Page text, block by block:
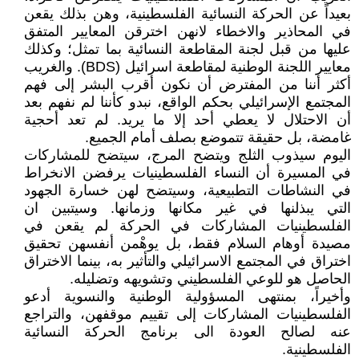
بعيداً عن الحركة النسائية الفلسطينية، وهن بذلك يقعن
في المحاذير والاخطاء لانهن اخترقن المعايير المتفق
عليها من قبل لجنة المقاطعة النسائية بما تمثل؛ وكذلك
معايير اللجنة الوطنية لمقاطعة اسرائيل (BDS). والغريب
أكثر أننا من المفترض أن نكون أقرب البشر إلى فهم
المجتمع الإسرائيلي بحكم الواقع، نبدو كأننا لم نفهم بعد
أن الاحتلال لا يعطي أحد إلا ما يريد. لم تعد أحجية
غامضة، بل حقيقة تتموضع بصلف أمام الجميع.
اليوم سيذوب الثلج ويتضح المرج، سيتضح للمشاركات
في المسيرة أن النساء الفلسطينيات يرفضن الانخراط
في النشاطات التطبيعية، وسيتضح لهن خسارة الجهود
التي يبذلنها في غير مكانها وزمانها. وسيتبين ان
الفلسطينيات المشاركات في الحركة لم يقعن في
مصيدة أوهام السلام فقط، بل يوهْمن أنفسهن تحقيق
اختراق في المجتمع الاسرائيلي والتأثير به، بينما الاختراق
الحاصل هو للوعي الفلسطيني وتشويهه وتضليله.
وأخيراً، بمنتهى المسؤولية الوطنية والنسوية أدعو
الفلسطينيات المشاركات إلى تقييم موقفهن، والتراجع
عنه لصالح العودة الى برنامج الحركة النسائية
الفلسطينية.